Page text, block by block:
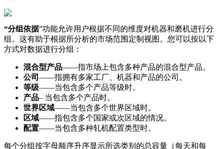
“分组依据”功能允许用 户根据不同 的维度对机器和磨机进行分
组 。 这有助于根据所分析的市场范围 定制 视图 。 您可以按以下
方式对数据进行分组 ：
混合型产品——指市场 上包含多种产品的混合型产品。
公司 ——指拥有多家工厂 机器和产品的公司 。
等级——当包含多个产品等级时。
产品– 当包含多个产品时。
世界区域——当包含多个世界区域时。
区域——指包含多个国家或次区域的情况。
配置——当包含多种轧机配置类型时。
每个分组按字母顺序升序显示所选类别 的总容量 （每天和每